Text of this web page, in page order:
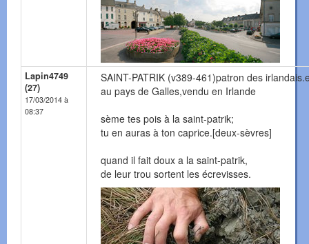
Lapin4749
(27)
17/03/2014 à
08:37
SAINT-PATRIK (v389-461)patron des
au pays de Galles,vendu en Irlande
sème tes pois à la saint-patrik;
tu en auras à ton caprice.[deux-sèvres]
quand il fait doux a la saint-patrik,
de leur trou sortent les écrevisses.